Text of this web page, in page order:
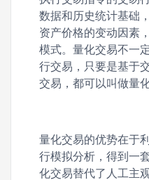
数据和历史统计基础
资产价格的变动因素
模式。量化交易不一
行交易，只要是基于
交易，都可以叫做量
量化交易的优势在于
行模拟分析，得到一
化交易替代了人工主